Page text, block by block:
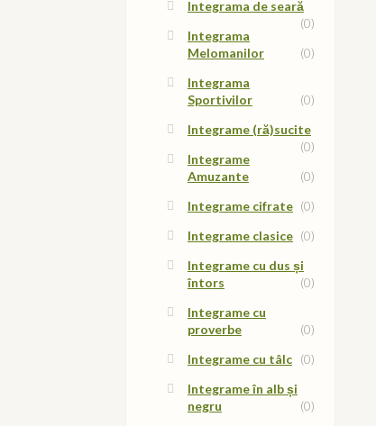
Integrama de seară
(0)
Integrama
Melomanilor
(0)
Integrama
Sportivilor
(0)
Integrame (ră)sucite
(0)
Integrame
Amuzante
(0)
Integrame cifrate (0)
Integrame clasice (0)
Integrame cu dus și
întors
(0)
Integrame cu
proverbe
(0)
Integrame cu tâlc (0)
Integrame în alb și
negru
(0)